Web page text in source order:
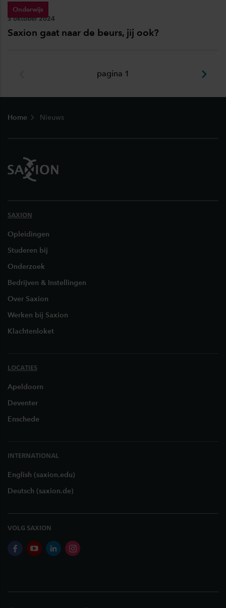
Onderwijs
Publicatiedatum:
3 oktober 2024
Saxion gaat naar de beurs, jij ook?
pagina 1
Home Nieuws
SAXION
Opleidingen
Studeren bij
Onderzoek
Bedrijven & Instellingen
Over Saxion
Werken bij Saxion
Klachtenloket
LOCATIES
Apeldoorn
Deventer
Enschede
INTERNATIONAL
English (saxion.edu)
Deutsch (saxion.de)
VOLG SAXION
facebookyoutubelinkedininstagram